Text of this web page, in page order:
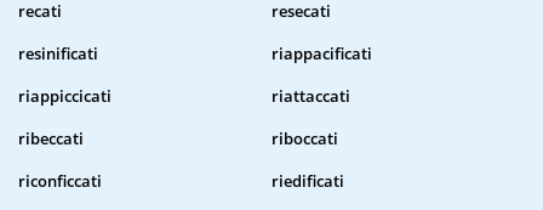
recati
resecati
resinificati
riappacificati
riappiccicati
riattaccati
ribeccati
riboccati
riconficcati
riedificati